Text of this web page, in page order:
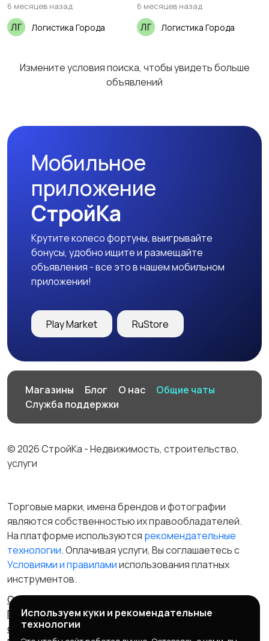
6 месяцев назад
Логистика Города
6 месяцев назад
Логистика Города
Измените условия поиска, чтобы увидеть больше
объявлений
Мобильное
приложение
СтройКа
Крутите колесо фортуны, выигрывайте
бонусы, удобно ищите и размещайте
объявления - все это в нашем мобильном
приложении!
Play Market RuStore
Магазины Блог О нас
Общие чаты
Служба поддержки
© 2026 СтройКа - Недвижимость, строительство,
услуги
Торговые марки, имена брендов и фотографии
являются собственностью их правообладателей.
На платформе используются рекомендательные
технологии. Оплачивая услуги, Вы соглашаетесь c
Условиями и правиламииспользования платных
инструментов.
Отказ от ответственности
Правила сервиса
Политика конфиденциальности
Пользовательское
соглашение
Запрещенные товары/услуги
Используем куки и рекомендательные
технологии